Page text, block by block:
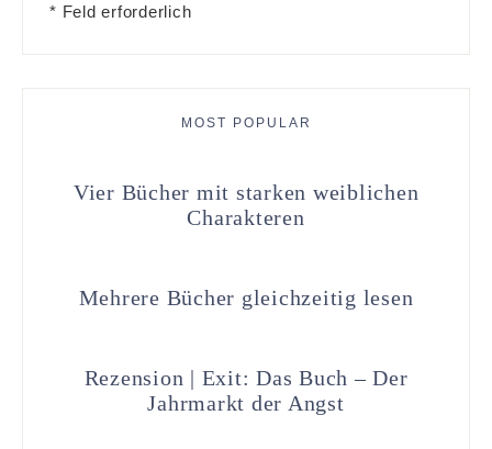
* Feld erforderlich
MOST POPULAR
Vier Bücher mit starken weiblichen
Charakteren
Mehrere Bücher gleichzeitig lesen
Rezension | Exit: Das Buch – Der
Jahrmarkt der Angst